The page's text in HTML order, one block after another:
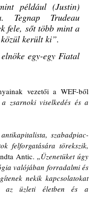
például (Justin)
Tegnap Trudeau
fele, sőt több mint a
került ki”.
egy-egy Fiatal
zsarnoki viselkedés és a
szabadpiac-
felforgatására törekszik,
Antic. „Üzenetüket úgy
valójában forradalmi és
nekik kapcsolatokat
az üzleti életben és a